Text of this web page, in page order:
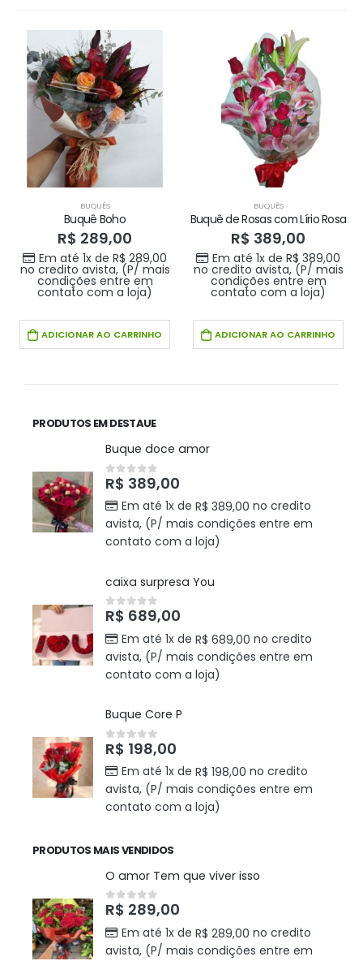
BUQUÊS
Buquê Boho
R$ 289,00
Em até 1x de R$ 289,00
no credito avista, (P/ mais
condições entre em
contato com a loja)
ADICIONAR AO CARRINHO
BUQUÊS
Buquê de Rosas com Lírio Rosa
R$ 389,00
Em até 1x de R$ 389,00
no credito avista, (P/ mais
condições entre em
contato com a loja)
ADICIONAR AO CARRINHO
PRODUTOS EM DESTAUE
Buque doce amor
0out of 5
R$ 389,00
Em até 1x de R$ 389,00 no credito
avista, (P/ mais condições entre em
contato com a loja)
caixa surpresa You
0out of 5
R$ 689,00
Em até 1x de R$ 689,00 no credito
avista, (P/ mais condições entre em
contato com a loja)
Buque Core P
0out of 5
R$ 198,00
Em até 1x de R$ 198,00 no credito
avista, (P/ mais condições entre em
contato com a loja)
PRODUTOS MAIS VENDIDOS
O amor Tem que viver isso
0out of 5
R$ 289,00
Em até 1x de R$ 289,00 no credito
avista, (P/ mais condições entre em